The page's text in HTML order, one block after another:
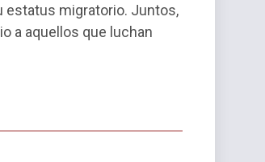
estatus migratorio. Juntos,
a aquellos que luchan